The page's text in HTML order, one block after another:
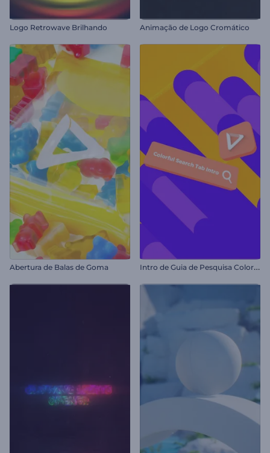
Logo Retrowave Brilhando Animação de Logo Cromático
Abertura de Balas de Goma I
ntro de Guia de Pesquisa Colorida